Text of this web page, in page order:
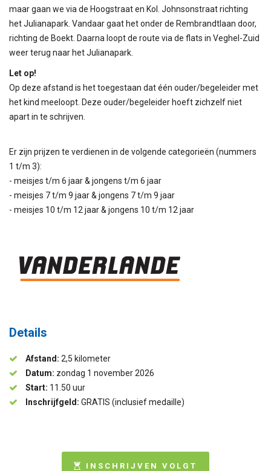
maar gaan we via de Hoogstraat en Kol. Johnsonstraat richting
het Julianapark. Vandaar gaat het onder de Rembrandtlaan door,
richting de Boekt. Daarna loopt de route via de flats in Veghel-Zuid
weer terug naar het Julianapark.
Let op!
Op deze afstand is het toegestaan dat één ouder/begeleider met
het kind meeloopt. Deze ouder/begeleider hoeft zichzelf niet
apart in te schrijven.
Er zijn prijzen te verdienen in de volgende categorieën (nummers
1 t/m 3):
- meisjes t/m 6 jaar & jongens t/m 6 jaar
- meisjes 7 t/m 9 jaar & jongens 7 t/m 9 jaar
- meisjes 10 t/m 12 jaar & jongens 10 t/m 12 jaar
Details
Afstand: 2,5 kilometer
Datum: zondag 1 november 2026
Start: 11.50 uur
Inschrijfgeld: GRATIS (inclusief medaille)
INSCHRIJVEN VOLGT